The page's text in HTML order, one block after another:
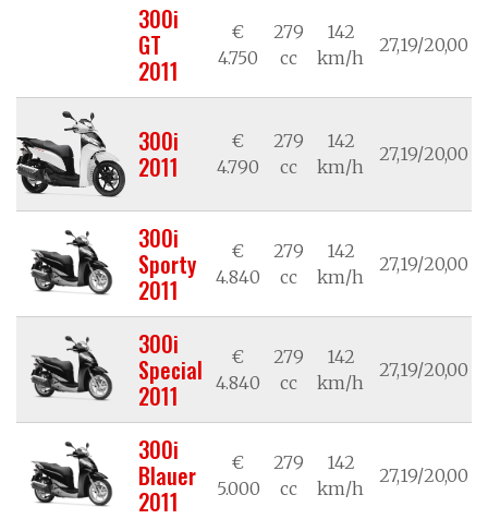
300i
GT
2011
€
4.750
279
cc
142
km/h
27,19/20,00
300i
2011
€
4.790
279
cc
142
km/h
27,19/20,00
300i
Sporty
2011
€
4.840
279
cc
142
km/h
27,19/20,00
300i
Special
2011
€
4.840
279
cc
142
km/h
27,19/20,00
300i
Blauer
2011
€
5.000
279
cc
142
km/h
27,19/20,00